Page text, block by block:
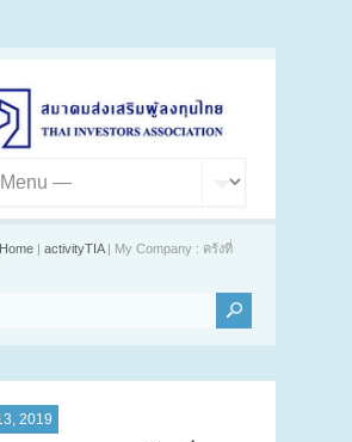
Home | activityTIA| My Company : คร้งที่
2019